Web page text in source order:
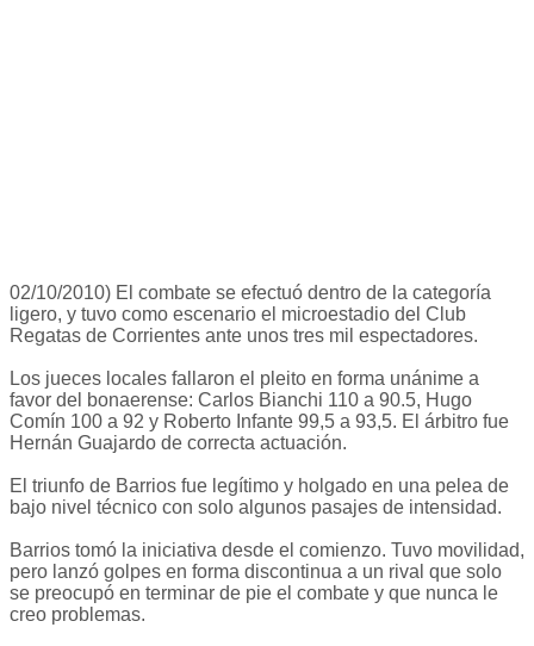
02/10/2010) El combate se efectuó dentro de la categoría
ligero, y tuvo como escenario el microestadio del Club
Regatas de Corrientes ante unos tres mil espectadores.
Los jueces locales fallaron el pleito en forma unánime a
favor del bonaerense: Carlos Bianchi 110 a 90.5, Hugo
Comín 100 a 92 y Roberto Infante 99,5 a 93,5. El árbitro fue
Hernán Guajardo de correcta actuación.
El triunfo de Barrios fue legítimo y holgado en una pelea de
bajo nivel técnico con solo algunos pasajes de intensidad.
Barrios tomó la iniciativa desde el comienzo. Tuvo movilidad,
pero lanzó golpes en forma discontinua a un rival que solo
se preocupó en terminar de pie el combate y que nunca le
creo problemas.